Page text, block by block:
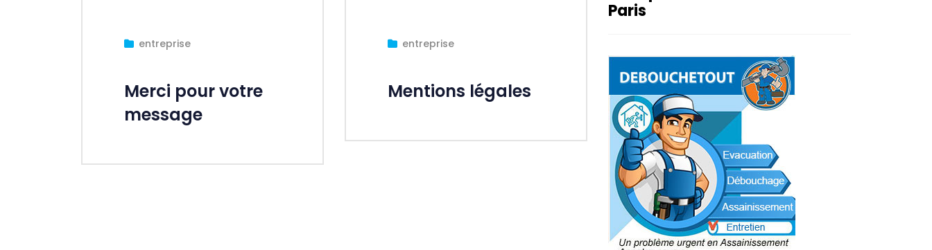
entreprise
Merci pour votre
message
entreprise
Mentions légales
Paris